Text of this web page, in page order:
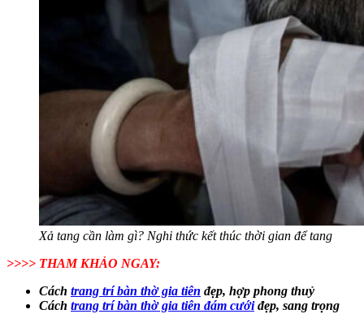
Xả tang cần làm gì? Nghi thức kết thúc thời gian để tang
>>>> THAM KHẢO NGAY:
Cách trang trí bàn thờ gia tiên đẹp, hợp phong thuỷ
Cách trang trí bàn thờ gia tiên đám cướiđẹp, sang trọng